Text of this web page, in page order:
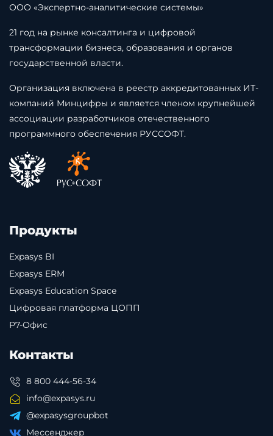
ООО «Экспертно-аналитические системы»
21 год на рынке консалтинга и цифровой
трансформации бизнеса, образования и органов
государственной власти.
Организация включена в реестр аккредитованных ИТ-
компаний Минцифры и является членом крупнейшей
ассоциации разработчиков отечественного
программного обеспечения РУССОФТ.
Продукты
Expasys BI
Expasys ERM
Expasys Education Space
Цифровая платформа ЦОПП
Р7-Офис
Контакты
8 800 444-56-34
info@expasys.ru
@expasysgroupbot
Мессенджер